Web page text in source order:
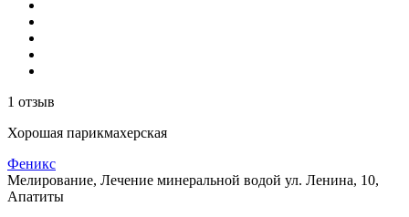
1 отзыв
Хорошая парикмахерская
Феникс
Мелирование, Лечение минеральной водой ул. Ленина, 10,
Апатиты